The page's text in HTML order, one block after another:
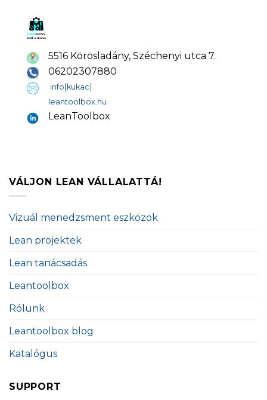
5516 Körösladány, Széchenyi utca 7.
06202307880
info[kukac]
leantoolbox.hu
LeanToolbox
VÁLJON LEAN VÁLLALATTÁ!
Vizuál menedzsment eszközök
Lean projektek
Lean tanácsadás
Leantoolbox
Rólunk
Leantoolbox blog
Katalógus
SUPPORT